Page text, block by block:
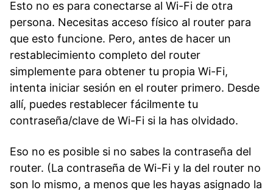
Esto no es para conectarse al Wi-Fi de otra
persona. Necesitas acceso físico al router para
que esto funcione. Pero, antes de hacer un
restablecimiento completo del router
simplemente para obtener tu propia Wi-Fi,
intenta iniciar sesión en el router primero. Desde
allí, puedes restablecer fácilmente tu
contraseña/clave de Wi-Fi si la has olvidado.
Eso no es posible si no sabes la contraseña del
router. (La contraseña de Wi-Fi y la del router no
son lo mismo, a menos que les hayas asignado la